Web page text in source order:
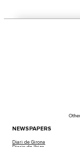
NEWSPAPERS
Diari de Girona